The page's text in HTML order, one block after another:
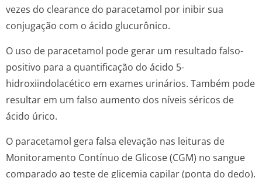
vezes do clearance do paracetamol por inibir sua
conjugação com o ácido glucurônico.
O uso de paracetamol pode gerar um resultado falso-
positivo para a quantificação do ácido 5-
hidroxiindolacético em exames urinários. Também pode
resultar em um falso aumento dos níveis séricos de
ácido úrico.
O paracetamol gera falsa elevação nas leituras de
Monitoramento Contínuo de Glicose (CGM) no sangue
comparado ao teste de glicemia capilar (ponta do dedo).